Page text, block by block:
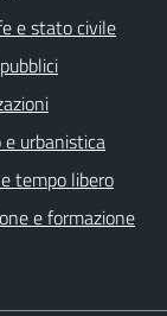
e stato civile
urbanistica
tempo libero
e formazione